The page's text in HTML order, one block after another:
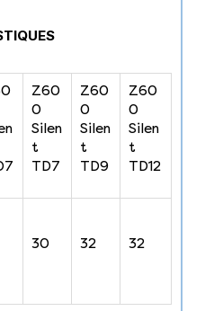
Z60
0
Silen
t
TD7
Z60
0
Silen
t
TD9
Z60
0
Silen
t
TD12
30 32 32